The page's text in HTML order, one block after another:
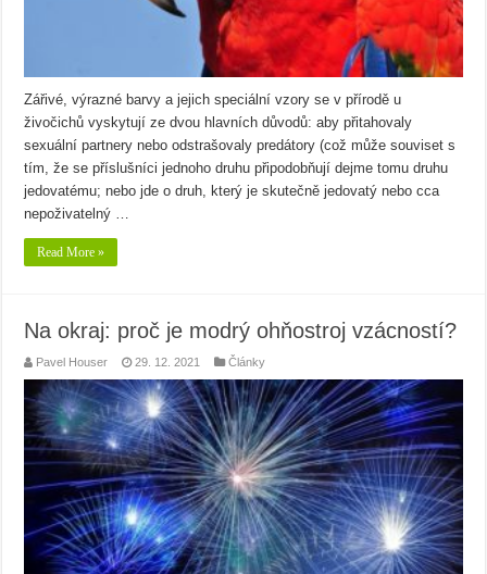
Zářivé, výrazné barvy a jejich speciální vzory se v přírodě u
živočichů vyskytují ze dvou hlavních důvodů: aby přitahovaly
sexuální partnery nebo odstrašovaly predátory (což může souviset s
tím, že se příslušníci jednoho druhu připodobňují dejme tomu druhu
jedovatému; nebo jde o druh, který je skutečně jedovatý nebo cca
nepoživatelný …
Read More »
Na okraj: proč je modrý ohňostroj vzácností?
Pavel Houser 29. 12. 2021 Články